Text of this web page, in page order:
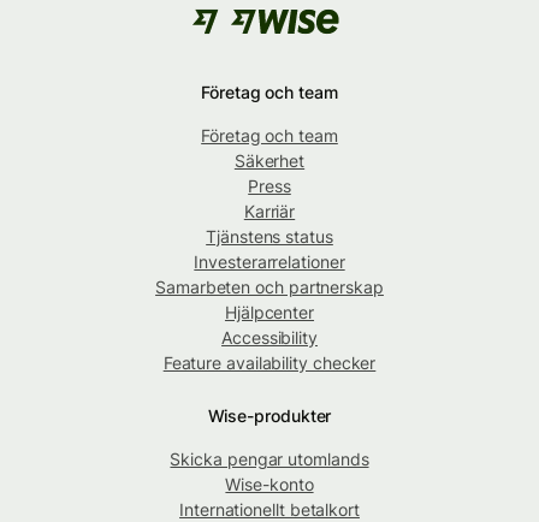
Företag och team
Företag och team
Säkerhet
Press
Karriär
Tjänstens status
Investerarrelationer
Samarbeten och partnerskap
Hjälpcenter
Accessibility
Feature availability checker
Wise-produkter
Skicka pengar utomlands
Wise-konto
Internationellt betalkort